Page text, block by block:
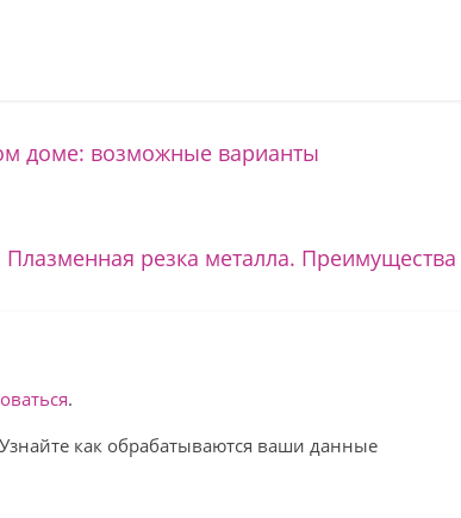
доме: возможные варианты
Плазменная резка металла. Преимущества
.
как обрабатываются ваши данные